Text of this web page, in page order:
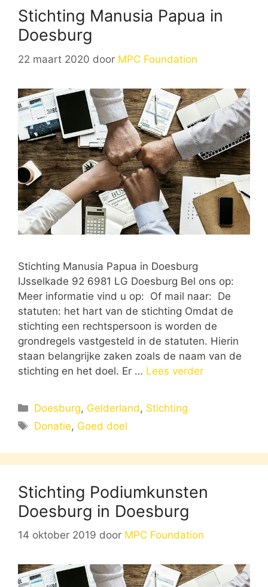
Stichting Manusia Papua in
Doesburg
22 maart 2020 door MPC Foundation
Stichting Manusia Papua in Doesburg
IJsselkade 92 6981 LG Doesburg Bel ons op:
Meer informatie vind u op: Of mail naar: De
statuten: het hart van de stichting Omdat de
stichting een rechtspersoon is worden de
grondregels vastgesteld in de statuten. Hierin
staan belangrijke zaken zoals de naam van de
stichting en het doel. Er … Lees verder
Categorieën
Doesburg, Gelderland , Stichting
Tags
Donatie, Goed doel
Stichting Podiumkunsten
Doesburg in Doesburg
14 oktober 2019 door MPC Foundation